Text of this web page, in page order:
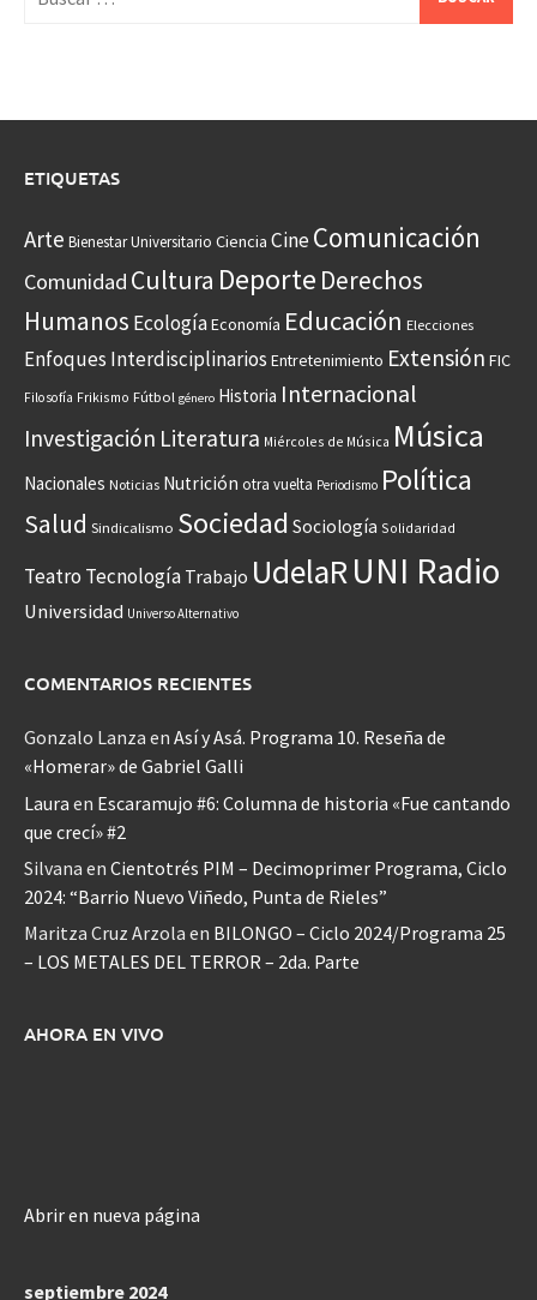
ETIQUETAS
Arte Bienestar Universitario Ciencia CineComunicación
Comunidad Cultura Deporte Derechos
Humanos EcologíaEconomía Educación Elecciones
Enfoques Interdisciplinarios Entretenimiento Extensión FIC
Filosofía Frikismo Fútbol género Historia Internacional
Investigación Literatura Miércoles de Música Música
Nacionales Noticias Nutrición otra vuelta Periodismo Política
Salud Sindicalismo Sociedad Sociología Solidaridad
Teatro Tecnología Trabajo UdelaRUNI Radio
Universidad Universo Alternativo
COMENTARIOS RECIENTES
Gonzalo Lanza en Así y Asá. Programa 10. Reseña de
«Homerar» de Gabriel Galli
Laura en Escaramujo #6: Columna de historia «Fue cantando
que crecí» #2
Silvana en Cientotrés PIM – Decimoprimer Programa, Ciclo
2024: “Barrio Nuevo Viñedo, Punta de Rieles”
Maritza Cruz Arzola en BILONGO – Ciclo 2024/Programa 25
– LOS METALES DEL TERROR – 2da. Parte
AHORA EN VIVO
Abrir en nueva página
septiembre 2024